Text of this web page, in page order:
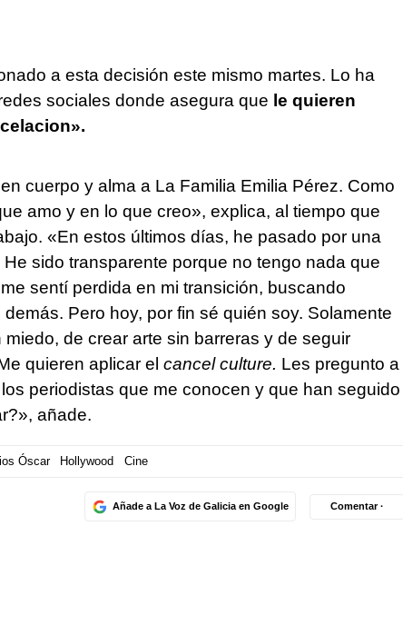
a esta decisión este mismo martes. Lo ha
sociales donde asegura que le quieren
cuerpo y alma a La Familia Emilia Pérez. Como
amo y en lo que creo», explica, al tiempo que
«En estos últimos días, he pasado por una
sido transparente porque no tengo nada que
sentí perdida en mi transición, buscando
Pero hoy, por fin sé quién soy. Solamente
de crear arte sin barreras y de seguir
quieren aplicar el cancel culture. Les pregunto a
periodistas que me conocen y que han seguido
añade.
Óscar Hollywood Cine
Añade a La Voz de Galicia en Google Comentar ·